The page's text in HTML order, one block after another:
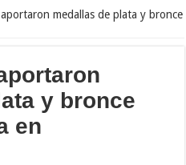
medallas de plata y bronce
y bronce
en